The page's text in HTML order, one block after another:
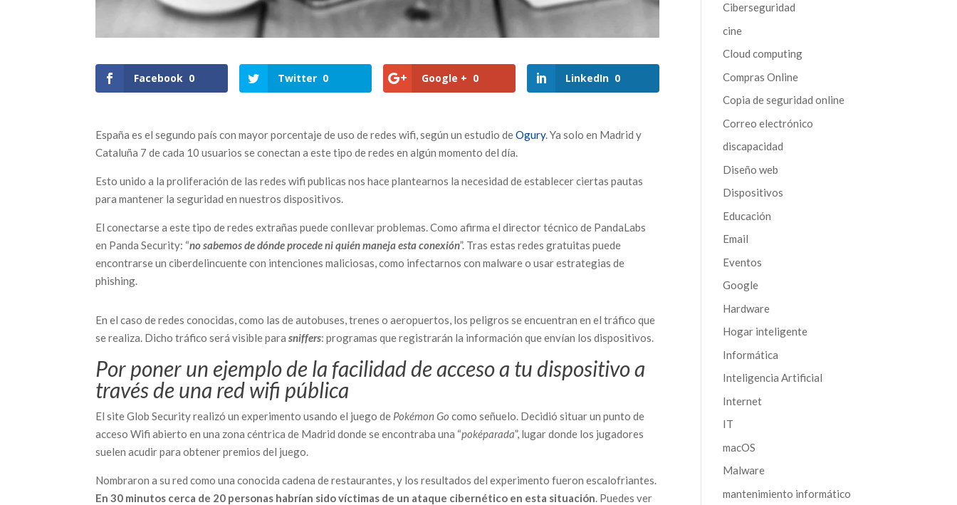
Facebook 0 Twitter 0 Google + 0 LinkedIn 0
España es el segundo país con mayor porcentaje de uso de redes wifi, según un estudio deOgury. Ya solo en Madrid y
Cataluña 7 de cada 10 usuarios se conectan a este tipo de redes en algún momento del día.
Esto unido a la proliferación de las redes wifi publicas nos hace plantearnos la necesidad de establecer ciertas pautas
para mantener la seguridad en nuestros dispositivos.
El conectarse a este tipo de redes extrañas puede conllevar problemas. Como afirma el director técnico de PandaLabs
en Panda Security: “no sabemos de dónde procede ni quién maneja esta conexión”. Tras estas redes gratuitas puede
encontrarse un ciberdelincuente con intenciones maliciosas, como infectarnos con malware o usar estrategias de
phishing.
En el caso de redes conocidas, como las de autobuses, trenes o aeropuertos, los peligros se encuentran en el tráfico que
se realiza. Dicho tráfico será visible parasniffers: programas que registrarán la información que envían los dispositivos.
Por poner un ejemplo de la facilidad de acceso a tu dispositivo a
través de una red wifi pública
El site Glob Security realizó un experimento usando el juego de Pokémon Go como señuelo. Decidió situar un punto de
acceso Wifi abierto en una zona céntrica de Madrid donde se encontraba una “poképarada”, lugar donde los jugadores
suelen acudir para obtener premios del juego.
Nombraron a su red como una conocida cadena de restaurantes, y los resultados del experimento fueron escalofriantes.
En 30 minutos cerca de 20 personas habrían sido víctimas de un ataque cibernético en esta situación. Puedes ver
Ciberseguridad
cine
Cloud computing
Compras Online
Copia de seguridad online
Correo electrónico
discapacidad
Diseño web
Dispositivos
Educación
Email
Eventos
Google
Hardware
Hogar inteligente
Informática
Inteligencia Artificial
Internet
IT
macOS
Malware
mantenimiento informático